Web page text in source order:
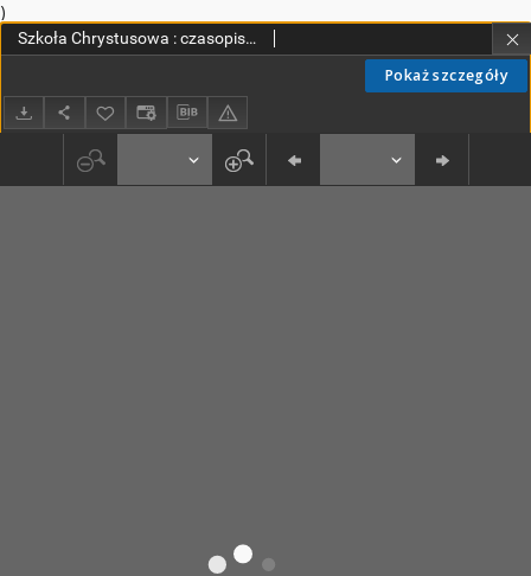
)
Pokaż szczegóły
Szkoła Chrystusowa : czasopismo poświęcone zagadnieniom życia wewnętrznego. R. 9 (1938) T. 16